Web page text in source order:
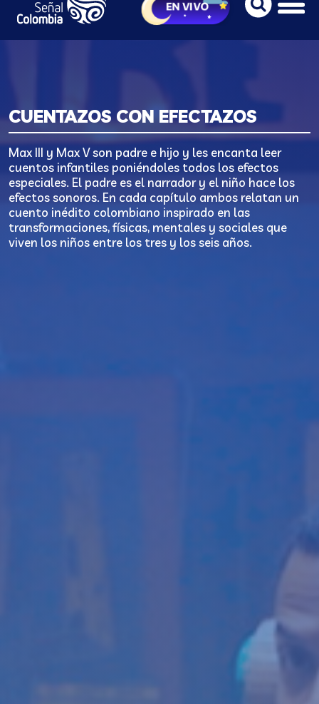
CUENTAZOS CON EFECTAZOS
Max III y Max V son padre e hijo y les encanta leer
cuentos infantiles poniéndoles todos los efectos
especiales. El padre es el narrador y el niño hace los
efectos sonoros. En cada capítulo ambos relatan un
cuento inédito colombiano inspirado en las
transformaciones, físicas, mentales y sociales que
viven los niños entre los tres y los seis años.